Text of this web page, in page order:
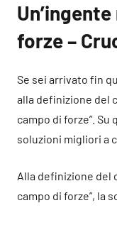
forze –
Se sei arrivato fin
alla definizione del
campo di forze”.
soluzioni migliori a
Alla definizione del
campo di forze”, la